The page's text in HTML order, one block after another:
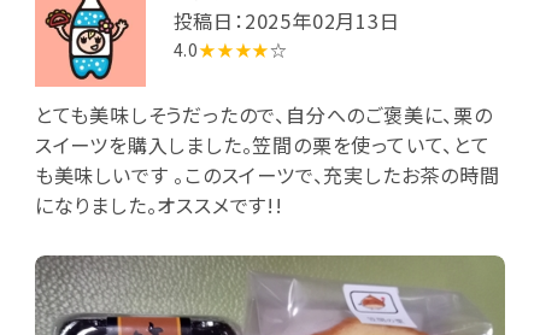
投稿日：2025年02月13日
4.0★★★★☆
とても美味しそうだったので、自分へのご褒美に、栗の
スイーツを購入しました。笠間の栗を使っていて、とて
も美味しいです 。このスイーツで、充実したお茶の時間
になりました。オススメです!!